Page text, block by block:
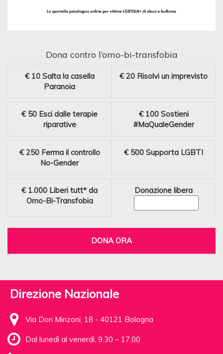
Dona contro l’omo-bi-transfobia
€ 10 Salta la casella
Paranoia
€ 20 Risolvi un imprevisto
€ 50 Esci dalle terapie
riparative
€ 100 Sostieni
#MaQualeGender
€ 250 Ferma il controllo
No-Gender
€ 500 Supporta LGBTI
€ 1.000 Liberi tutt* da
Omo-Bi-Transfobia
Donazione libera
DONA ORA
Direzione Nazionale
Via Don Minzoni, 18 - 40121 Bologna
Dal lunedì al venerdì, 9.30 – 17.00